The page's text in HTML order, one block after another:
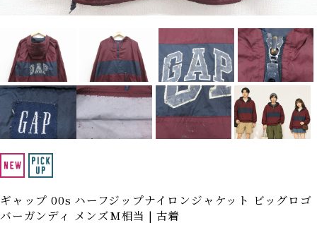
チャンピオン
パタゴニア
カーハート ディッキーズ
アディダス ナイキ
ア行 カ行 サ行
タ行
ギャップ 00s ハーフジップナイロンジャケット ビッグロゴ
バーガンディ メンズM相当 | 古着